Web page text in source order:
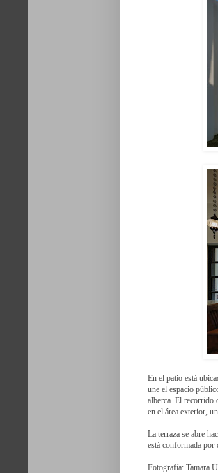
En el patio está
une el espacio
alberca. El recorrido
en el área exterior,
La terraza se abre
está conformada por
Fotografía: Tamara